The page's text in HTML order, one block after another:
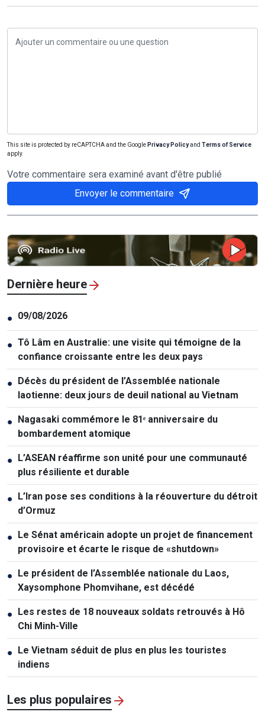
semi-conducteurs en pleine croissance, une main-d’œuvre
maillon à faible coût dans la chaîne mondiale de
Tag: VOV / VOVworld / Vietnam / exemple / attraction /
IDE /
Asie
apply.
Votre commentaire sera examiné avant d'être publié
Envoyer le commentaire
Dernière heure
09/08/2026
● Tô Lâm en Australie: une visite qui témoigne de la
confiance croissante entre les deux pays
● Décès du président de l’Assemblée nationale
laotienne: deux jours de deuil national au Vietnam
● Nagasaki commémore le 81ᵉ anniversaire du
bombardement atomique
● L’ASEAN réaffirme son unité pour une communauté
plus résiliente et durable
● L’Iran pose ses conditions à la réouverture du détroit
d’Ormuz
●
Le Sénat américain adopte un projet de financement
provisoire et écarte le risque de «shutdown»